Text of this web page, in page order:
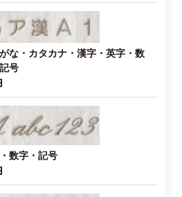
な・カタカナ・漢字・英字・数
号
数字・記号